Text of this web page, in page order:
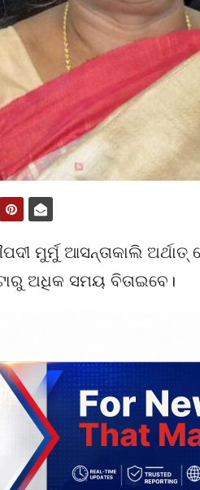
ମୁର୍ମୁ ଆସନ୍ତାକାଲି
ଅଧିକ ସମୟ ବିତାଇବେ।